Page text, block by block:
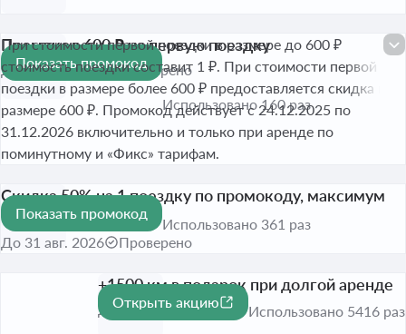
600 ₽
Промокод 600 ₽ на первую поездку
До 31 авг. 2026 Проверено
При стоимости первой поездки в размере до 600 ₽
стоимость поездки составит 1 ₽. При стоимости первой
поездки в размере более 600 ₽ предоставляется скидка в
размере 600 ₽. Промокод действует с 24.12.2025 по
31.12.2026 включительно и только при аренде по
поминутному и «Фикс» тарифам.
Показать промокод
Использовано 160 раз
-50%
Скидка 50% на 1 поездку по промокоду, максимум
1000 ₽
До 31 авг. 2026 Проверено
Показать промокод
Использовано 361 раз
+1500 км в подарок при долгой аренде
До 31 окт. 2026
Открыть акцию
Использовано 5416 раз